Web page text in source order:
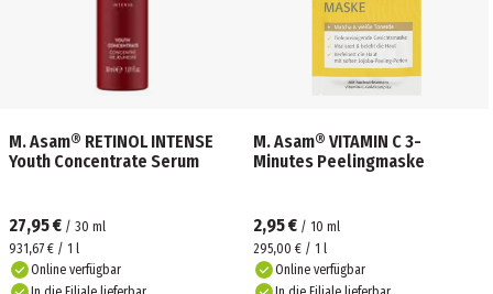
M. Asam® RETINOL INTENSE
Youth Concentrate Serum
27,95 € / 30 ml
931,67 € / 1 l
Online verfügbar
M. Asam® VITAMIN C 3-
Minutes Peelingmaske
2,95 € / 10 ml
295,00 € / 1 l
Online verfügbar